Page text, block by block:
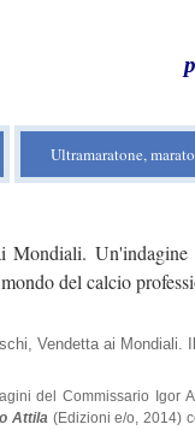
Ultramaratone,
Mondiali.
del calcio
del Commissario Igor
Attila(Edizioni e/o, 2014)